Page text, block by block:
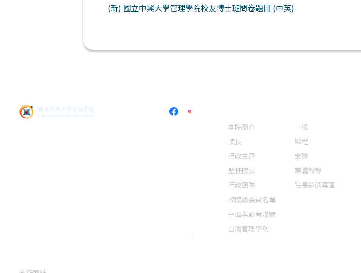
(新) 國立中興大學管理學院校友博士班問卷題目 (中英)
本院簡介
院長
行政主管
歷任院長
行政團隊
校院級委員名單
平面與影音媒體
台灣管理學刊
一般
課程
榮譽
媒體報導
院長遴選專區